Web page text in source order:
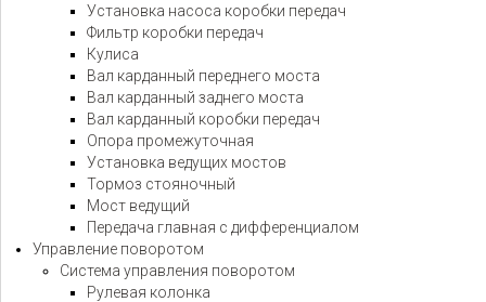
Установка насоса коробки передач
Фильтр коробки передач
Кулиса
Вал карданный переднего моста
Вал карданный заднего моста
Вал карданный коробки передач
Опора промежуточная
Установка ведущих мостов
Тормоз стояночный
Мост ведущий
Передача главная с дифференциалом
Управление поворотом
Система управления поворотом
Рулевая колонка